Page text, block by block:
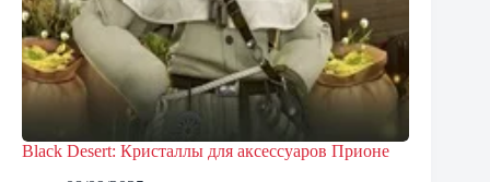
Black Desert: Кристаллы для аксессуаров Прионе